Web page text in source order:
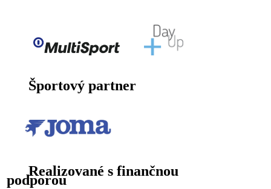
Športový partner
Realizované s finančnou
podporou